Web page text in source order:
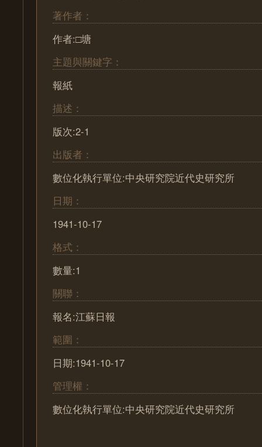
著作者：
作者:□塘
主題與關鍵字：
報紙
描述：
版次:2-1
出版者：
數位化執行單位:中央研究院近代史研究所
日期：
1941-10-17
格式：
數量:1
關聯：
報名:江蘇日報
範圍：
日期:1941-10-17
管理權：
數位化執行單位:中央研究院近代史研究所